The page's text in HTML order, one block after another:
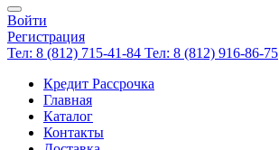
Войти
Регистрация
Тел: 8 (812) 715-41-84 Тел: 8 (812) 916-86-75
Кредит Рассрочка
Главная
Каталог
Контакты